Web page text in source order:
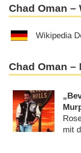
Chad Oman
Wikipedia
Chad Oman –
mit